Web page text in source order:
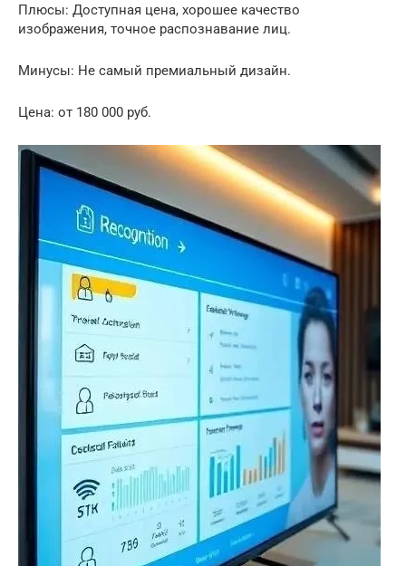
Плюсы: Доступная цена, хорошее качество
изображения, точное распознавание лиц.
Минусы: Не самый премиальный дизайн.
Цена: от 180 000 руб.